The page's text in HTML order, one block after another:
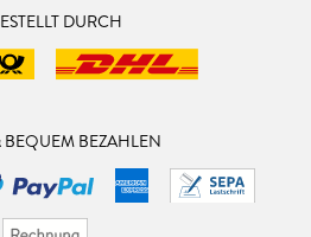
DURCH
BEQUEM BEZAHLEN